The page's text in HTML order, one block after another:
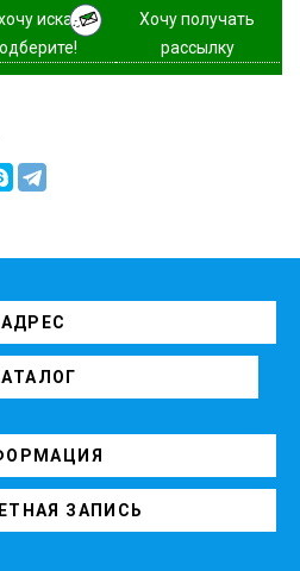
искать,
Хочу получать
рассылку
АДРЕС
ЗАПИСЬ